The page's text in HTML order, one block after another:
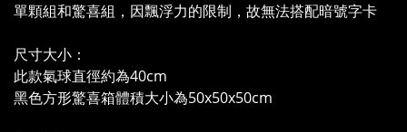
單顆組和驚喜組，因飄浮力的限制，故無法搭配暗號字卡
尺寸大小：
此款氣球直徑約為40cm
黑色方形驚喜箱體積大小為50x50x50cm